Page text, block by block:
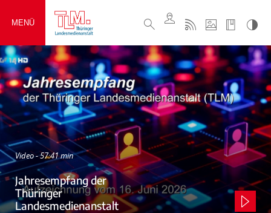
MENÜ
Video - 57:41 min
Jahresempfang der
Thüringer
Landesmedienanstalt